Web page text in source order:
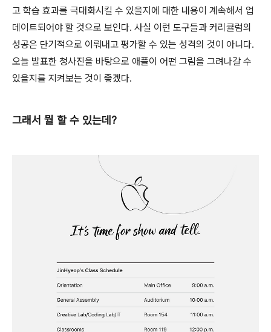
고 학습 효과를 극대화시킬 수 있을지에 대한 내용이 계속해서 업
데이트되어야 할 것으로 보인다. 사실 이런 도구들과 커리큘럼의
성공은 단기적으로 이뤄내고 평가할 수 있는 성격의 것이 아니다.
오늘 발표한 청사진을 바탕으로 애플이 어떤 그림을 그려나갈 수
있을지를 지켜보는 것이 좋겠다.
그래서 뭘 할 수 있는데?